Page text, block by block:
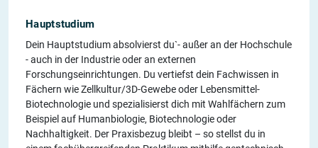
Hauptstudium
Dein Hauptstudium absolvierst du`- außer an der Hochschule
- auch in der Industrie oder an externen
Forschungseinrichtungen. Du vertiefst dein Fachwissen in
Fächern wie Zellkultur/3D-Gewebe oder Lebensmittel-
Biotechnologie und spezialisierst dich mit Wahlfächern zum
Beispiel auf Humanbiologie, Biotechnologie oder
Nachhaltigkeit. Der Praxisbezug bleibt – so stellst du in